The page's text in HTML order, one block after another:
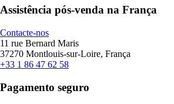
Assistência pós-venda na França
Contacte-nos
11 rue Bernard Maris
37270 Montlouis-sur-Loire, França
+33 1 86 47 62 58
Pagamento seguro